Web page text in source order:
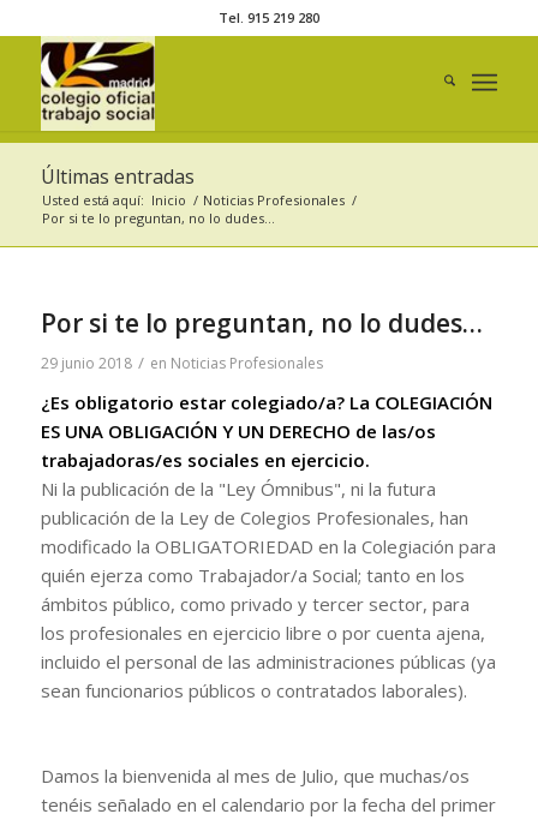
Tel. 915 219 280
Últimas entradas
Usted está aquí: Inicio / Noticias Profesionales /
Por si te lo preguntan, no lo dudes…
Por si te lo preguntan, no lo dudes…
29 junio 2018 / en Noticias Profesionales
¿Es obligatorio estar colegiado/a? La COLEGIACIÓN
ES UNA OBLIGACIÓN Y UN DERECHO de las/os
trabajadoras/es sociales en ejercicio.
Ni la publicación de la "Ley Ómnibus", ni la futura
publicación de la Ley de Colegios Profesionales, han
modificado la OBLIGATORIEDAD en la Colegiación para
quién ejerza como Trabajador/a Social; tanto en los
ámbitos público, como privado y tercer sector, para
los profesionales en ejercicio libre o por cuenta ajena,
incluido el personal de las administraciones públicas (ya
sean funcionarios públicos o contratados laborales).
Damos la bienvenida al mes de Julio, que muchas/os
tenéis señalado en el calendario por la fecha del primer